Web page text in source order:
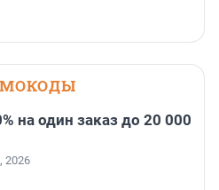
на один заказ до 20 000
2026